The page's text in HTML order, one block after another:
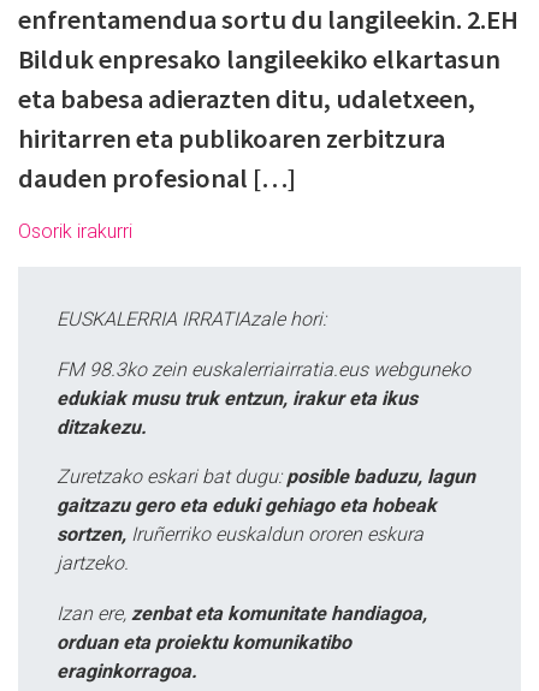
enfrentamendua sortu du langileekin. 2.EH
Bilduk enpresako langileekiko elkartasun
eta babesa adierazten ditu, udaletxeen,
hiritarren eta publikoaren zerbitzura
dauden profesional […]
Osorik irakurri
EUSKALERRIA IRRATIAzale hori:
FM 98.3ko zein euskalerriairratia.eus webguneko
edukiak musu truk entzun, irakur eta ikus
ditzakezu.
Zuretzako eskari bat dugu: posible baduzu, lagun
gaitzazu gero eta eduki gehiago eta hobeak
sortzen, Iruñerriko euskaldun ororen eskura
jartzeko.
Izan ere, zenbat eta komunitate handiagoa,
orduan eta proiektu komunikatibo
eraginkorragoa.